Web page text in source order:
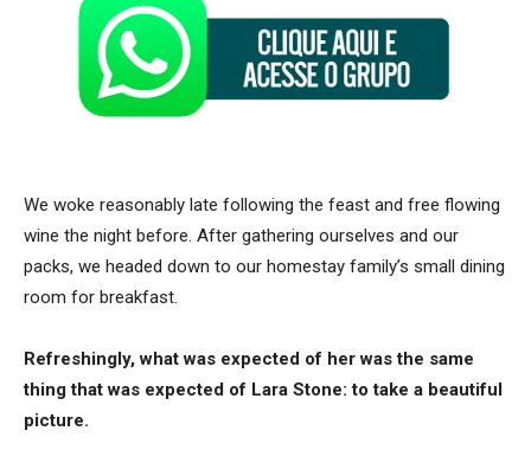
We woke reasonably late following the feast and free flowing
wine the night before. After gathering ourselves and our
packs, we headed down to our homestay family’s small dining
room for breakfast.
Refreshingly, what was expected of her was the same
thing that was expected of Lara Stone: to take a beautiful
picture.